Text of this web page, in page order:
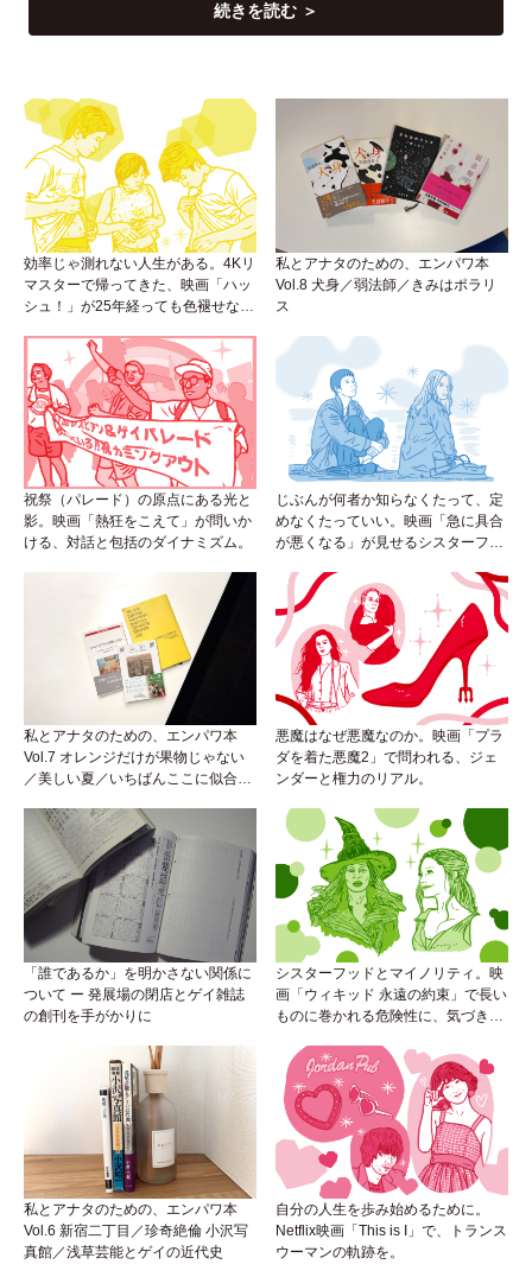
続きを読む ＞
効率じゃ測れない人生がある。4Kリ
マスターで帰ってきた、映画「ハッ
シュ！」が25年経っても色褪せない
私とアナタのための、エンパワ本
Vol.8 犬身／弱法師／きみはポラリ
ス
祝祭（パレード）の原点にある光と
影。映画「熱狂をこえて」が問いか
ける、対話と包括のダイナミズム。
じぶんが何者か知らなくたって、定
めなくたっていい。映画「急に具合
が悪くなる」が見せるシスターフッ
私とアナタのための、エンパワ本
Vol.7 オレンジだけが果物じゃない
／美しい夏／いちばんここに似合う
悪魔はなぜ悪魔なのか。映画「プラ
ダを着た悪魔2」で問われる、ジェ
ンダーと権力のリアル。
「誰であるか」を明かさない関係に
ついて ー 発展場の閉店とゲイ雑誌
の創刊を手がかりに
シスターフッドとマイノリティ。映
画「ウィキッド 永遠の約束」で長い
ものに巻かれる危険性に、気づき
私とアナタのための、エンパワ本
Vol.6 新宿二丁目／珍奇絶倫 小沢写
真館／浅草芸能とゲイの近代史
自分の人生を歩み始めるために。
Netflix映画「This is I」で、トランス
ウーマンの軌跡を。